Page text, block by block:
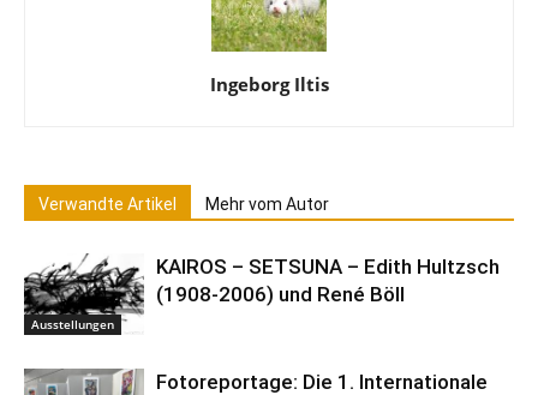
Ingeborg Iltis
Verwandte Artikel Mehr vom Autor
Ausstellungen
KAIROS – SETSUNA – Edith Hultzsch
(1908-2006) und René Böll
Fotoreportage: Die 1. Internationale